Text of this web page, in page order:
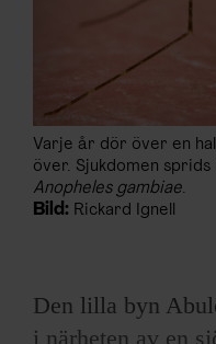
Varje år dör över en
över. Sjukdomen
Anopheles gambiae.
Bild: Rickard Ignell
Den lilla byn
i närheten av en